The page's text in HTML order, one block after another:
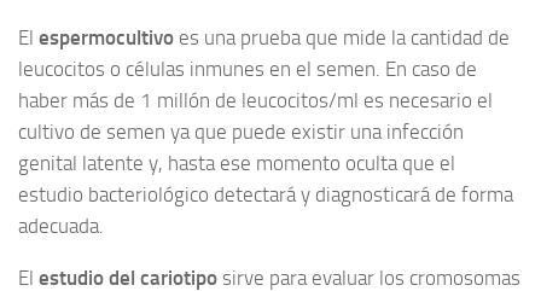
El espermocultivo es una prueba que mide la cantidad de
leucocitos o células inmunes en el semen. En caso de
haber más de 1 millón de leucocitos/ml es necesario el
cultivo de semen ya que puede existir una infección
genital latente y, hasta ese momento oculta que el
estudio bacteriológico detectará y diagnosticará de forma
adecuada.
El estudio del cariotipo sirve para evaluar los cromosomas